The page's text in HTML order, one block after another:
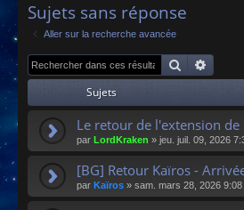
s
Sujets sans réponse
Aller sur la recherche avancée
Rechercher
Sujets
Le retour de l'extension
par LordKraken » jeu. juil. 09, 2026
[BG] Retour Kaïros -
par Kaïros » sam. mars 28, 2026 9:08